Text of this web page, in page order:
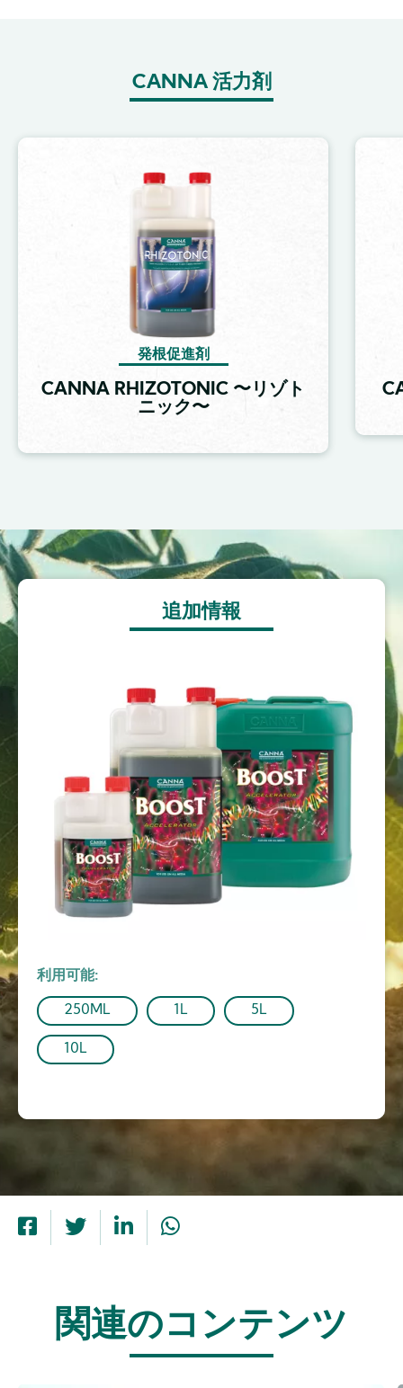
CANNA 活力剤
発根促進剤
CANNA RHIZOTONIC 〜リゾト
ニック〜
追加情報
利用可能
250ML 1L 5L
10L
Image
関連のコンテンツ